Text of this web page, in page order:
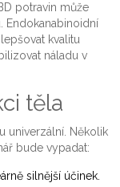
potravin může
Endokanabinoidní
kvalitu
náladu v
těla
univerzální. Několik
bude vypadat:
silnější účinek.